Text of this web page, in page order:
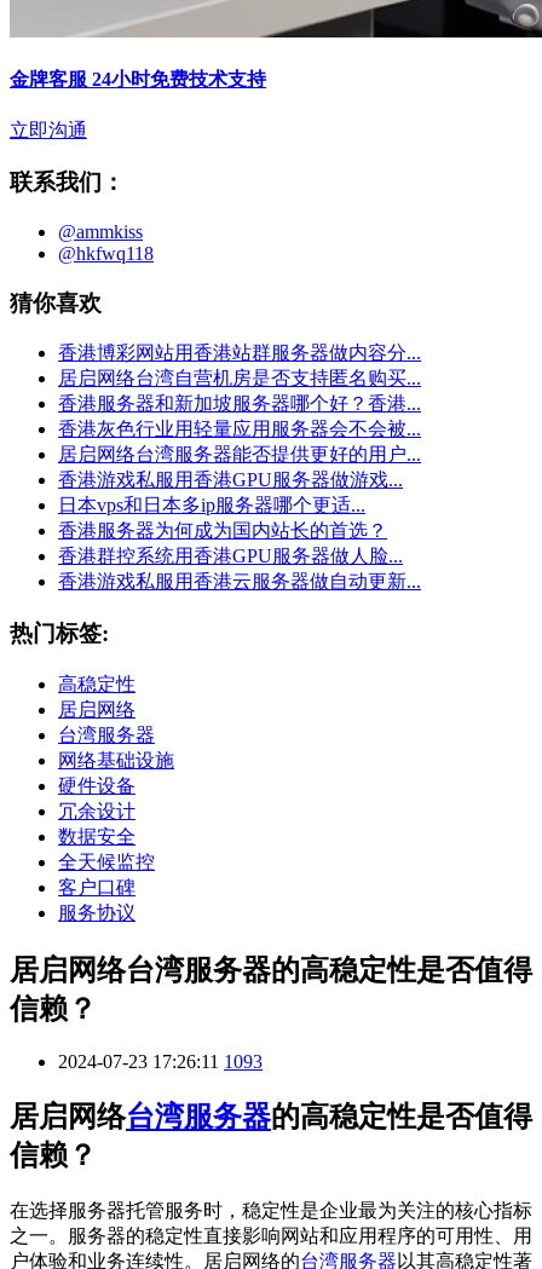
金牌客服 24小时免费技术支持
立即沟通
联系我们：
@ammkiss
@hkfwq118
猜你喜欢
香港博彩网站用香港站群服务器做内容分...
居启网络台湾自营机房是否支持匿名购买...
香港服务器和新加坡服务器哪个好？香港...
香港灰色行业用轻量应用服务器会不会被...
居启网络台湾服务器能否提供更好的用户...
香港游戏私服用香港GPU服务器做游戏...
日本vps和日本多ip服务器哪个更适...
香港服务器为何成为国内站长的首选？
香港群控系统用香港GPU服务器做人脸...
香港游戏私服用香港云服务器做自动更新...
热门标签:
高稳定性
居启网络
台湾服务器
网络基础设施
硬件设备
冗余设计
数据安全
全天候监控
客户口碑
服务协议
居启网络台湾服务器的高稳定性是否值得
信赖？
2024-07-23 17:26:11 1093
居启网络台湾服务器的高稳定性是否值得
信赖？
在选择服务器托管服务时，稳定性是企业最为关注的核心指标
之一。服务器的稳定性直接影响网站和应用程序的可用性、用
户体验和业务连续性。居启网络的台湾服务器 以其高稳定性著